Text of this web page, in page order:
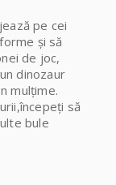
pe cei
și să
de joc,
dinozaur
mulțime.
să
bule